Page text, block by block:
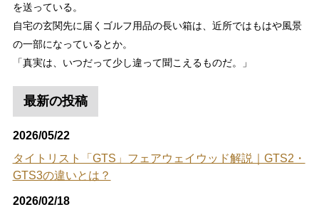
を送っている。
自宅の玄関先に届くゴルフ用品の長い箱は、近所ではもはや風景
の一部になっているとか。
「真実は、いつだって少し違って聞こえるものだ。」
最新の投稿
2026/05/22
タイトリスト「GTS」フェアウェイウッド解説｜GTS2・
GTS3の違いとは？
2026/02/18